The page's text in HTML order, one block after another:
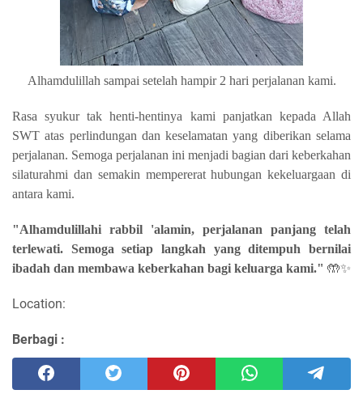
Alhamdulillah sampai setelah hampir 2 hari perjalanan kami.
Rasa syukur tak henti-hentinya kami panjatkan kepada Allah
SWT atas perlindungan dan keselamatan yang diberikan selama
perjalanan. Semoga perjalanan ini menjadi bagian dari keberkahan
silaturahmi dan semakin mempererat hubungan kekeluargaan di
antara kami.
"Alhamdulillahi rabbil 'alamin, perjalanan panjang telah
terlewati. Semoga setiap langkah yang ditempuh bernilai
ibadah dan membawa keberkahan bagi keluarga kami." 🤲✨
Location:
Berbagi :